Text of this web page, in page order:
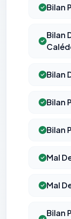
Bilan
Bilan
Bilan
Bilan
Bilan
Mal
Mal
Bilan